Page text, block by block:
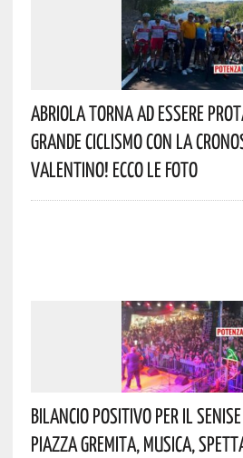
Abriola Torna Ad Essere
Grande Ciclismo Con La
Valentino! Ecco Le Foto
Bilancio Positivo Per Il
Piazza Gremita, Musica,